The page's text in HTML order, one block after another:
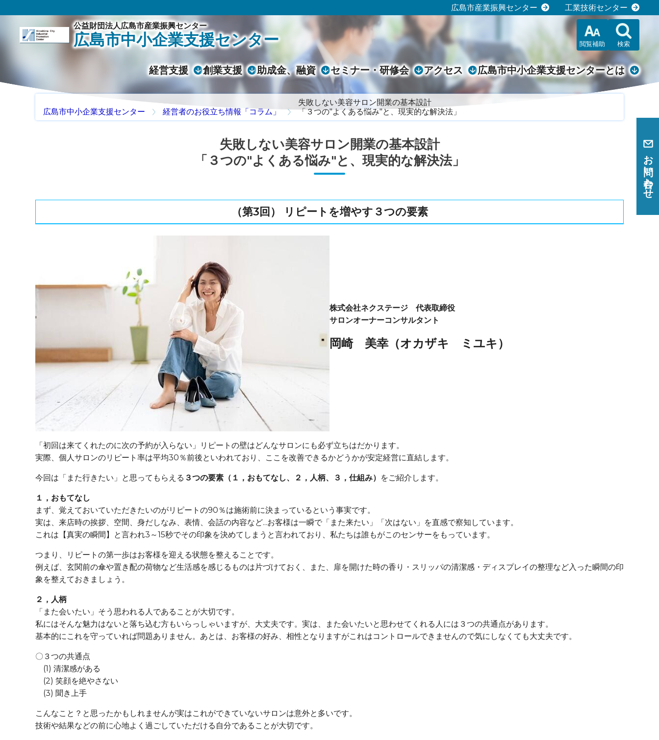
広島市産業振興センター
工業技術センター
公益財団法人広島市産業振興センター
広島市中小企業支援センター 閲覧補助 検索
経営支援 創業支援 助成金、融資 セミナー・研修会 アクセス 広島市中小企業支援センターとは
お問い合わせ
広島市中小企業支援センター 経営者のお役立ち情報「コラム」
失敗しない美容サロン開業の基本設計
「３つの"よくある悩み"と、現実的な解決法」
失敗しない美容サロン開業の基本設計
「３つの"よくある悩み"と、現実的な解決法」
（第3回） リピートを増やす３つの要素
株式会社ネクステージ 代表取締役
サロンオーナーコンサルタント
岡崎 美幸 （オカザキ ミユキ ）
「初回は来てくれたのに次の予約が入らない」リピートの壁はどんなサロンにも必ず立ちはだかります。
実際、個人サロンのリピート率は平均30％前後といわれており、ここを改善できるかどうかが安定経営に直結します。
今回は「また行きたい」と思ってもらえる ３つの要素（１，おもてなし、２，人柄、３，仕組み） をご紹介します。
１，おもてなし
まず、覚えておいていただきたいのがリピートの90％は施術前に決まっているという事実です。
実は、来店時の挨拶、空間、身だしなみ、表情、会話の内容など...お客様は一瞬で「また来たい」「次はない」を直感で察知しています。
これは【真実の瞬間】と言われ3～15秒でその印象を決めてしまうと言われており、私たちは誰もがこのセンサーをもっています。
つまり、リピートの第一歩はお客様を迎える状態を整えることです。
例えば、玄関前の傘や置き配の荷物など生活感を感じるものは片づけておく、また、扉を開けた時の香り・スリッパの清潔感・ディスプレイの整理など入った瞬間の印
象を整えておきましょう。
２，人柄
「また会いたい」そう思われる人であることが大切です。
私にはそんな魅力はないと落ち込む方もいらっしゃいますが、大丈夫です。実は、また会いたいと思わせてくれる人には３つの共通点があります。
基本的にこれを守っていれば問題ありません。あとは、お客様の好み、相性となりますがこれはコントロールできませんので気にしなくても大丈夫です。
〇３つの共通点
(1) 清潔感がある
(2) 笑顔を絶やさない
(3) 聞き上手
こんなこと？と思ったかもしれませんが実はこれができていないサロンは意外と多いです。
技術や結果などの前に心地よく過ごしていただける自分であることが大切です。